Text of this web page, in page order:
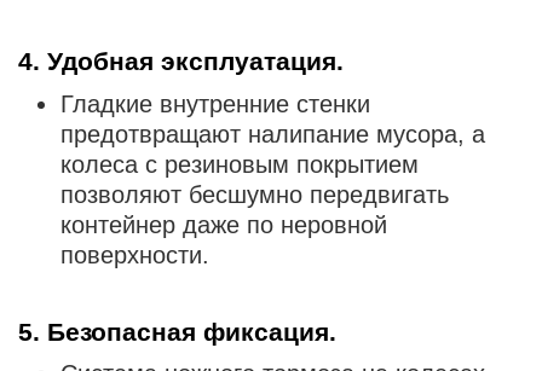
4. Удобная эксплуатация.
Гладкие внутренние стенки
предотвращают налипание мусора, а
колеса с резиновым покрытием
позволяют бесшумно передвигать
контейнер даже по неровной
поверхности.
5. Безопасная фиксация.